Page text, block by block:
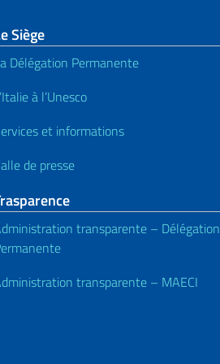
Siège
Délégation Permanente
à l’Unesco
et informations
de presse
transparente – Délégation
transparente – MAECI